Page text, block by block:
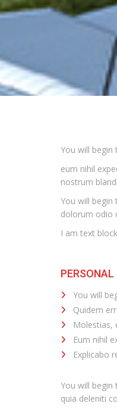
You will begin
eum nihil
nostrum
You will
dolorum odio
I am text
You will
Quidem
Molestias,
Eum nihil
Explicabo
You will
quia deleniti